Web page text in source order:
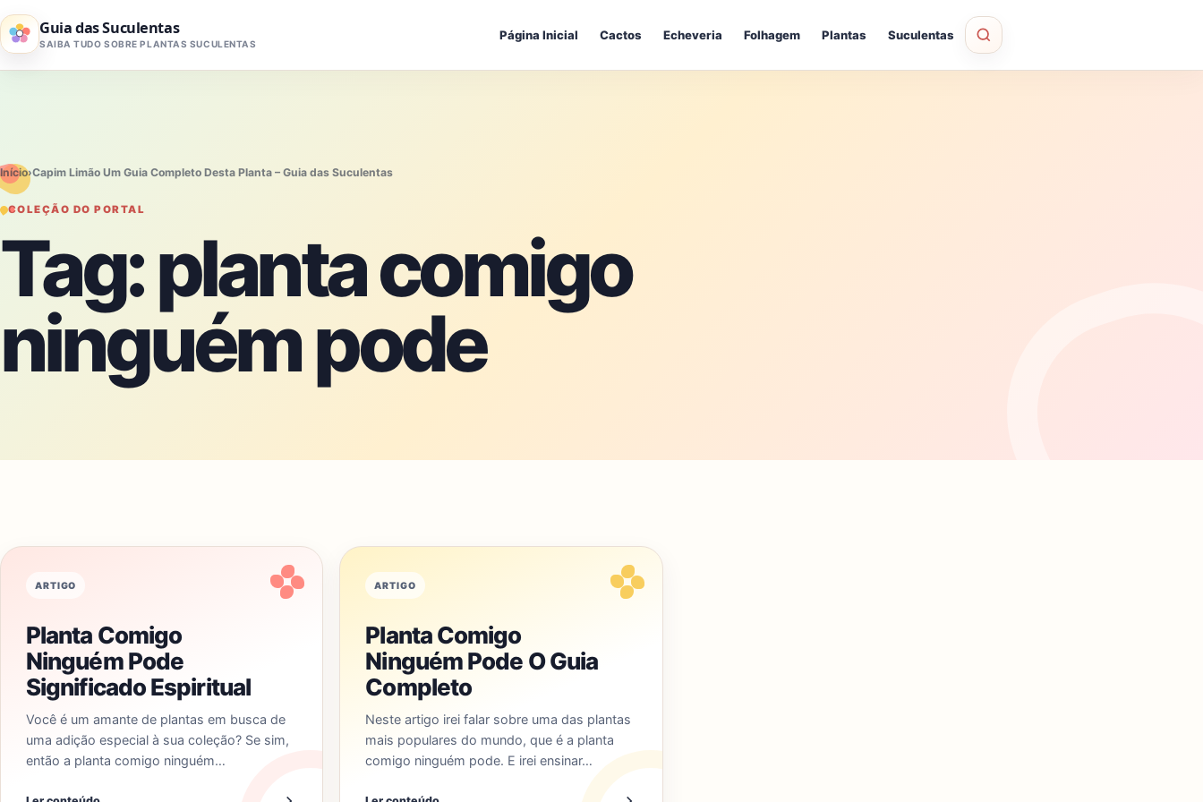
Pular para o conteúdo
Guia das Suculentas
SAIBA TUDO SOBRE PLANTAS SUCULENTAS
Página Inicial Cactos Echeveria Folhagem Plantas Suculentas
Início›Capim Limão Um Guia Completo Desta Planta – Guia das Suculentas
COLEÇÃO DO PORTAL
Tag:planta comigo
ninguém pode
ARTIGO
Planta Comigo
Ninguém Pode
Significado Espiritual
Você é um amante de plantas em busca de
uma adição especial à sua coleção? Se sim,
então a planta comigo ninguém…
ARTIGO
Planta Comigo
Ninguém Pode O Guia
Completo
Neste artigo irei falar sobre uma das plantas
mais populares do mundo, que é a planta
comigo ninguém pode. E irei ensinar…